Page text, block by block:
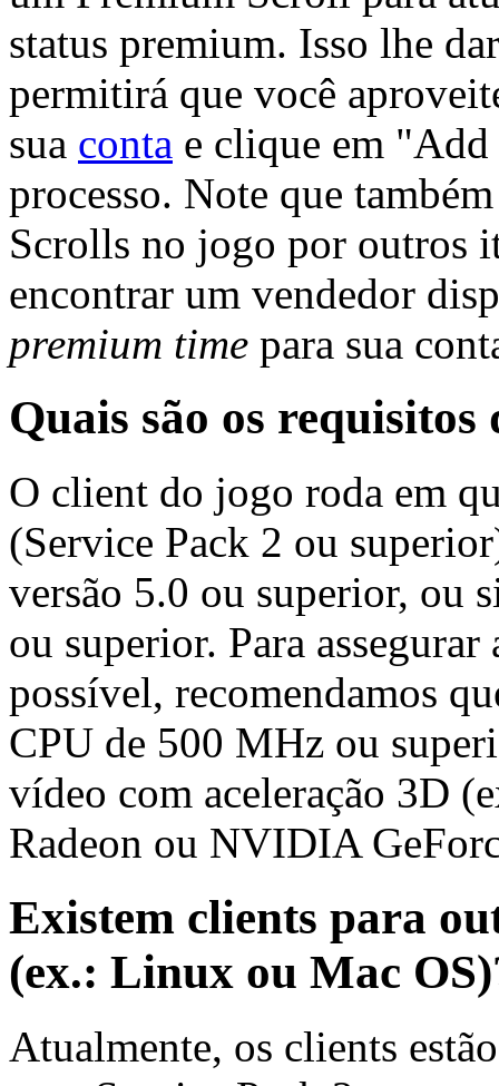
status premium. Isso lhe
permitirá que você
sua conta e clique em
processo. Note que
Scrolls no jogo por outros
encontrar um vendedor
premium time para sua
Quais são os
O client do jogo roda em
(Service Pack 2 ou
versão 5.0 ou superior, ou
ou superior. Para
possível, recomendamos
CPU de 500 MHz ou
vídeo com aceleração 3D
Radeon ou NVIDIA
Existem clients para
(ex.: Linux ou Mac
Atualmente, os clients